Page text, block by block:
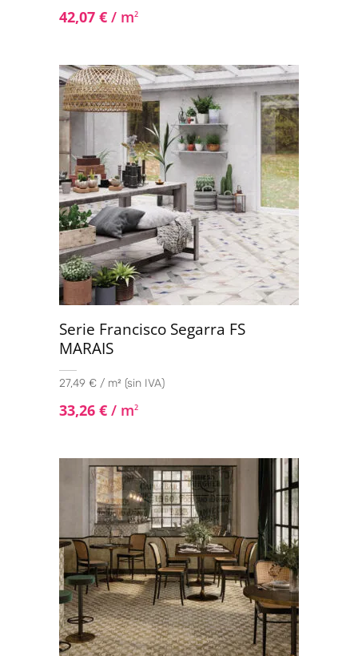
42,07 € / m2
Serie Francisco Segarra FS
MARAIS
27,49 € / m² (sin IVA)
33,26 € / m2